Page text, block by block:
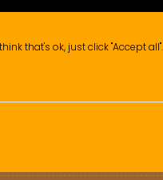
that's ok, just click "Accept